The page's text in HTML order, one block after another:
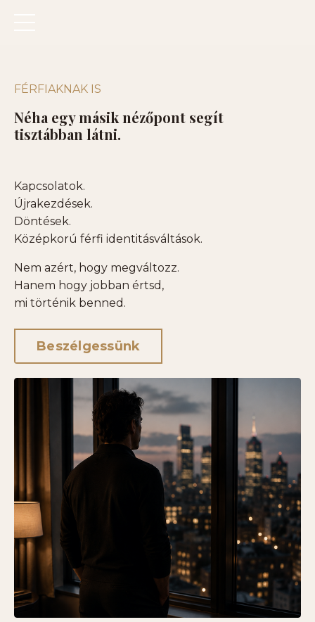
FÉRFIAKNAK IS
Néha egy másik nézőpont segít
tisztábban látni.
Kapcsolatok.
Újrakezdések.
Döntések.
Középkorú férfi identitásváltások.
Nem azért, hogy megváltozz.
Hanem hogy jobban értsd,
mi történik benned.
Beszélgessünk